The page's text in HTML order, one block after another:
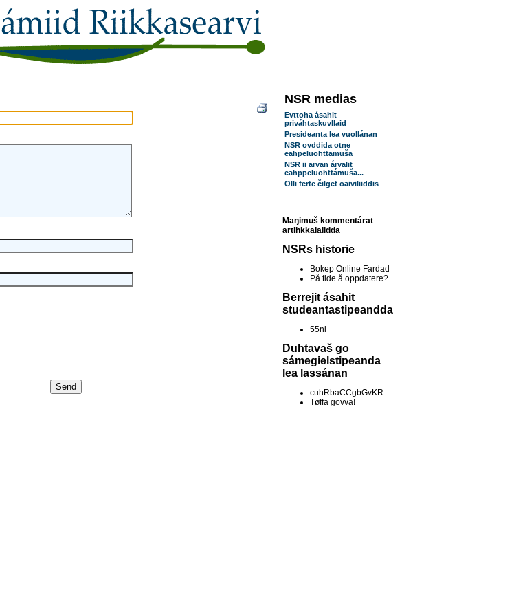
NSR medias
Evttoha ásahit
priváhtaskuvllaid
Presideanta lea vuollánan
NSR ovddida otne
eahpeluohttamuša
NSR ii arvan árvalit
eahppeluohttámuša...
Olli ferte čilget oaiviliiddis
Maŋimuš kommentárat
artihkkalaiidda
NSRs historie
Bokep Online Fardad
På tide å oppdatere?
Berrejit ásahit
studeantastipeandda
55nl
Duhtavaš go
sámegielstipeanda
lea lassánan
cuhRbaCCgbGvKR
Tøffa govva!